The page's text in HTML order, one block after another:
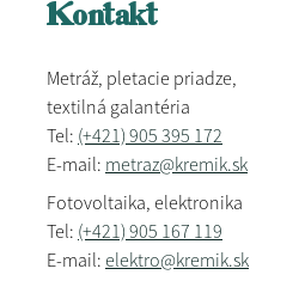
Kontakt
Metráž, pletacie priadze,
textilná galantéria
Tel: (+421) 905 395 172
E-mail: metraz@kremik.sk
Fotovoltaika, elektronika
Tel: (+421) 905 167 119
E-mail: elektro@kremik.sk